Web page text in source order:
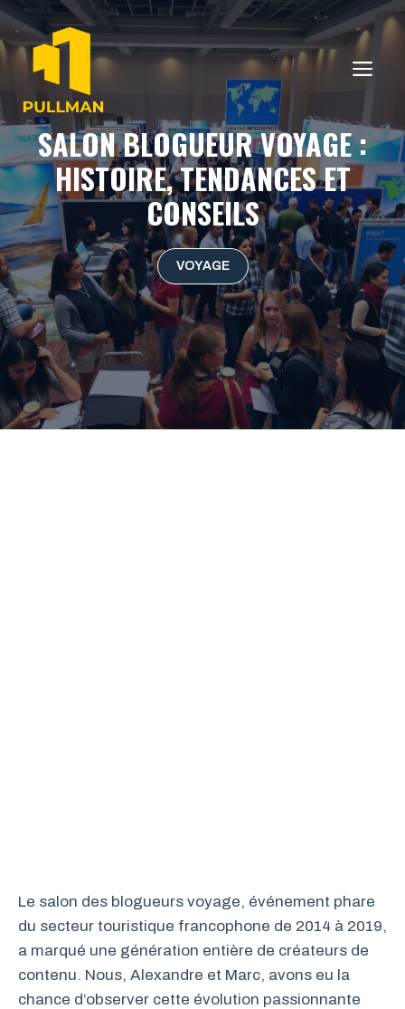
Aller
au
contenu
SALON BLOGUEUR VOYAGE :
HISTOIRE, TENDANCES ET
CONSEILS
VOYAGE
Le salon des blogueurs voyage, événement phare
du secteur touristique francophone de 2014 à 2019,
a marqué une génération entière de créateurs de
contenu. Nous, Alexandre et Marc, avons eu la
chance d’observer cette évolution passionnante